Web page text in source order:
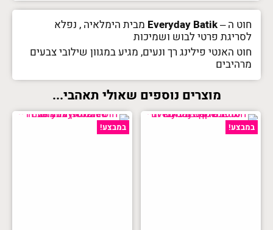
חוט ה –Everyday Batik מבית הימלאיה , נפלא
לסריגת פרטי לבוש ושמיכות
חוט האנטי פילינג רך ונעים, מגיע במגוון שילובי צבעים
מרהיבים
מוצרים נוספים שאולי תאהבי...
במבצע! במבצע!